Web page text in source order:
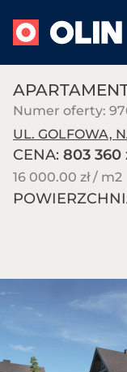
Numer oferty:
UL. GOLFOWA,
CENA: 803 360
16 000.00 zł / m2